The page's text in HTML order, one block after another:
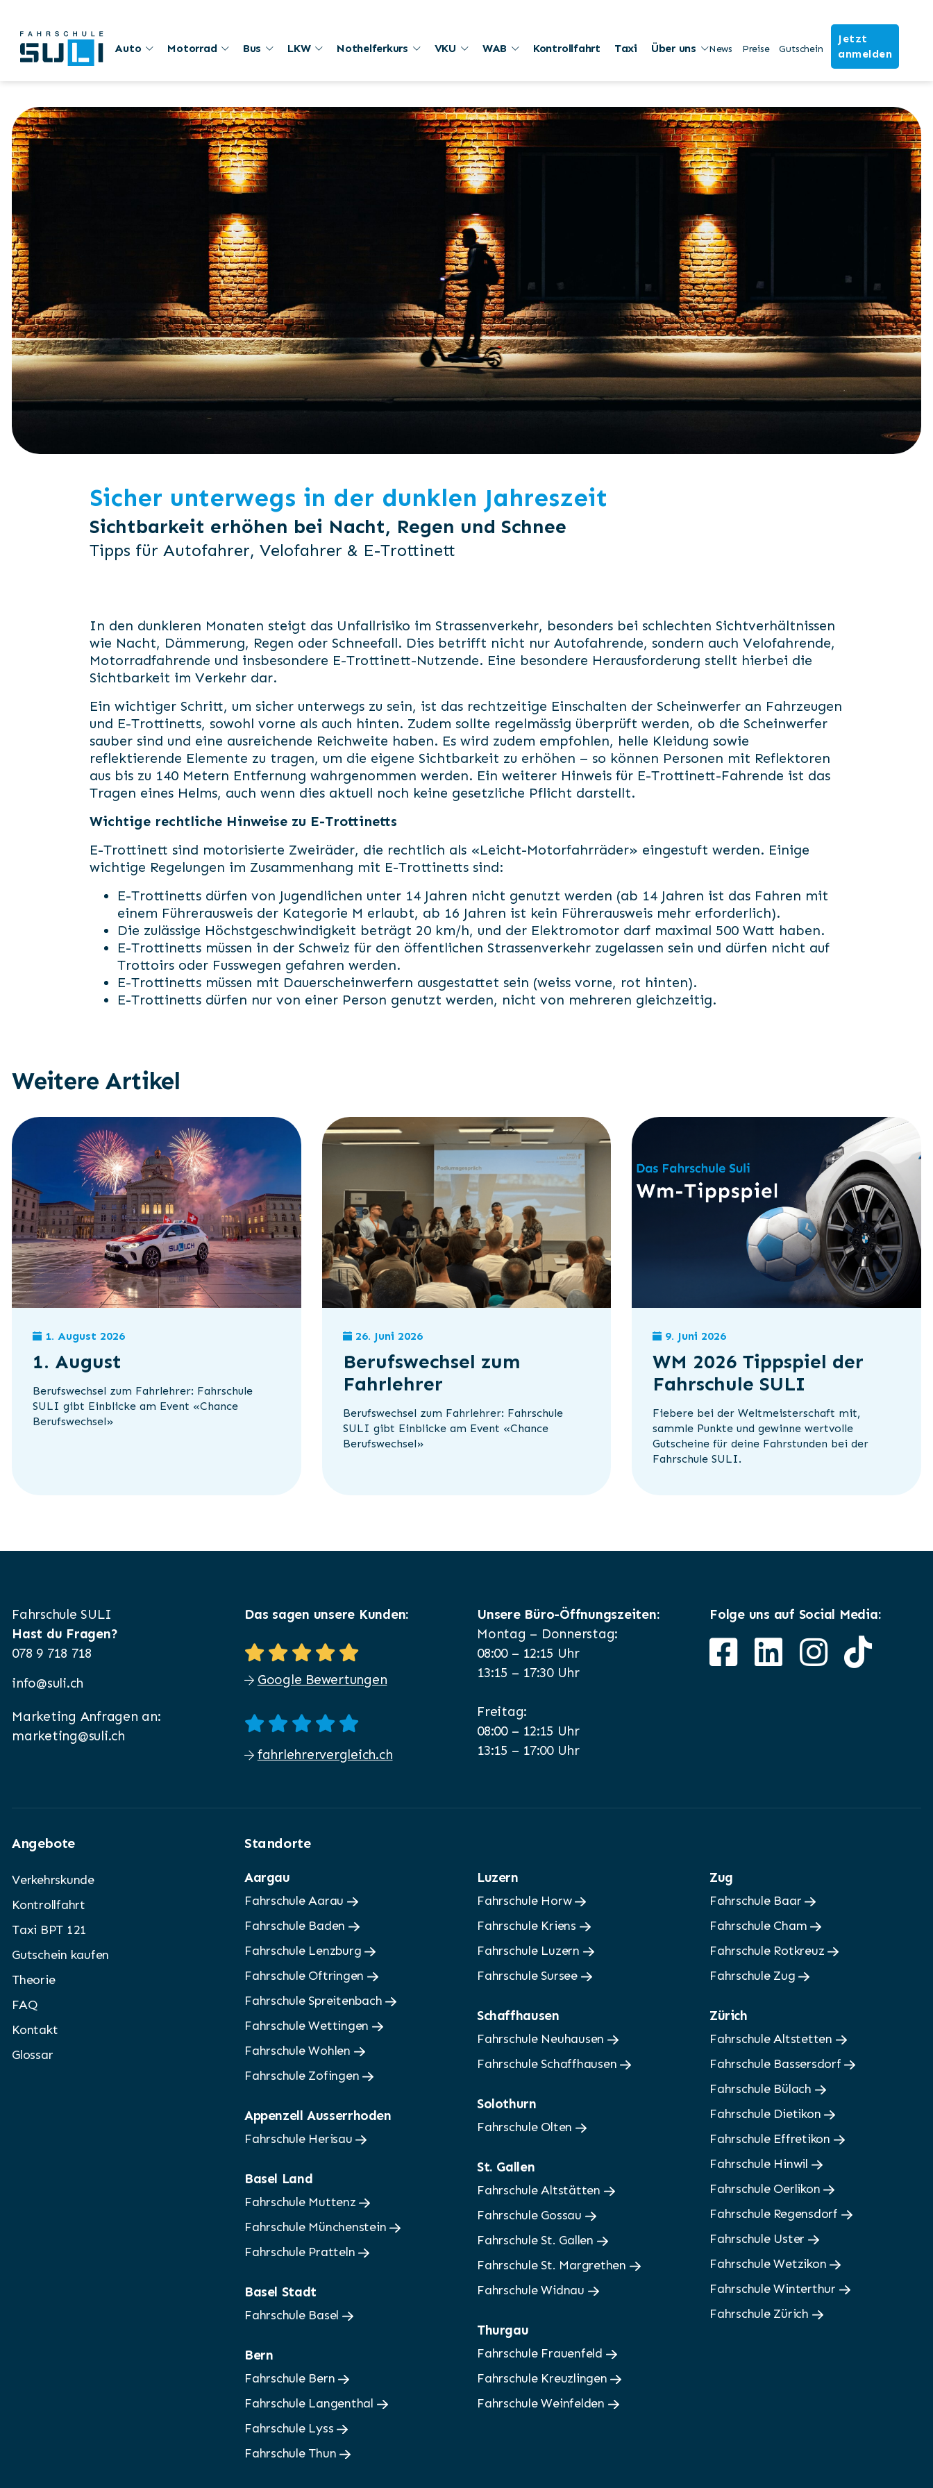
Auto Motorrad Bus LKW Nothelferkurs VKU WAB Kontrollfahrt Taxi Über uns News Preise Gutschein
Jetzt
anmelden
18. Oktober 2024
Sicher unterwegs in der dunklen Jahreszeit
Sichtbarkeit erhöhen bei Nacht, Regen und Schnee
Tipps für Autofahrer, Velofahrer & E-Trottinett
In den dunkleren Monaten steigt das Unfallrisiko im Strassenverkehr, besonders bei schlechten Sichtverhältnissen
wie Nacht, Dämmerung, Regen oder Schneefall. Dies betrifft nicht nur Autofahrende, sondern auch Velofahrende,
Motorradfahrende und insbesondere E-Trottinett-Nutzende. Eine besondere Herausforderung stellt hierbei die
Sichtbarkeit im Verkehr dar.
Ein wichtiger Schritt, um sicher unterwegs zu sein, ist das rechtzeitige Einschalten der Scheinwerfer an Fahrzeugen
und E-Trottinetts, sowohl vorne als auch hinten. Zudem sollte regelmässig überprüft werden, ob die Scheinwerfer
sauber sind und eine ausreichende Reichweite haben. Es wird zudem empfohlen, helle Kleidung sowie
reflektierende Elemente zu tragen, um die eigene Sichtbarkeit zu erhöhen – so können Personen mit Reflektoren
aus bis zu 140 Metern Entfernung wahrgenommen werden. Ein weiterer Hinweis für E-Trottinett-Fahrende ist das
Tragen eines Helms, auch wenn dies aktuell noch keine gesetzliche Pflicht darstellt.
Wichtige rechtliche Hinweise zu E-Trottinetts
E-Trottinett sind motorisierte Zweiräder, die rechtlich als «Leicht-Motorfahrräder» eingestuft werden. Einige
wichtige Regelungen im Zusammenhang mit E-Trottinetts sind:
E-Trottinetts dürfen von Jugendlichen unter 14 Jahren nicht genutzt werden (ab 14 Jahren ist das Fahren mit
einem Führerausweis der Kategorie M erlaubt, ab 16 Jahren ist kein Führerausweis mehr erforderlich).
Die zulässige Höchstgeschwindigkeit beträgt 20 km/h, und der Elektromotor darf maximal 500 Watt haben.
E-Trottinetts müssen in der Schweiz für den öffentlichen Strassenverkehr zugelassen sein und dürfen nicht auf
Trottoirs oder Fusswegen gefahren werden.
E-Trottinetts müssen mit Dauerscheinwerfern ausgestattet sein (weiss vorne, rot hinten).
E-Trottinetts dürfen nur von einer Person genutzt werden, nicht von mehreren gleichzeitig.
Weitere Artikel
1. August 2026
1. August
Berufswechsel zum Fahrlehrer: Fahrschule
SULI gibt Einblicke am Event «Chance
Berufswechsel»
26. Juni 2026
Berufswechsel zum
Fahrlehrer
Berufswechsel zum Fahrlehrer: Fahrschule
SULI gibt Einblicke am Event «Chance
Berufswechsel»
9. Juni 2026
WM 2026 Tippspiel der
Fahrschule SULI
Fiebere bei der Weltmeisterschaft mit,
sammle Punkte und gewinne wertvolle
Gutscheine für deine Fahrstunden bei der
Fahrschule SULI.
Fahrschule SULI
Hast du Fragen?
078 9 718 718
info@suli.ch
Marketing Anfragen an:
marketing@suli.ch
Das sagen unsere Kunden:
Google Bewertungen
fahrlehrervergleich.ch
Unsere Büro-Öffnungszeiten:
Montag – Donnerstag:
08:00 – 12:15 Uhr
13:15 – 17:30 Uhr
Freitag:
08:00 – 12:15 Uhr
13:15 – 17:00 Uhr
Folge uns auf Social Media:
Angebote
Verkehrskunde
Kontrollfahrt
Taxi BPT 121
Gutschein kaufen
Theorie
FAQ
Kontakt
Glossar
Standorte
Aargau
Fahrschule Aarau
Fahrschule Baden
Fahrschule Lenzburg
Fahrschule Oftringen
Fahrschule Spreitenbach
Fahrschule Wettingen
Fahrschule Wohlen
Fahrschule Zofingen
Appenzell Ausserrhoden
Fahrschule Herisau
Basel Land
Fahrschule Muttenz
Fahrschule Münchenstein
Fahrschule Pratteln
Basel Stadt
Fahrschule Basel
Bern
Fahrschule Bern
Fahrschule Langenthal
Fahrschule Lyss
Fahrschule Thun
Luzern
Fahrschule Horw
Fahrschule Kriens
Fahrschule Luzern
Fahrschule Sursee
Schaffhausen
Fahrschule Neuhausen
Fahrschule Schaffhausen
Solothurn
Fahrschule Olten
St. Gallen
Fahrschule Altstätten
Fahrschule Gossau
Fahrschule St. Gallen
Fahrschule St. Margrethen
Fahrschule Widnau
Thurgau
Fahrschule Frauenfeld
Fahrschule Kreuzlingen
Fahrschule Weinfelden
Zug
Fahrschule Baar
Fahrschule Cham
Fahrschule Rotkreuz
Fahrschule Zug
Zürich
Fahrschule Altstetten
Fahrschule Bassersdorf
Fahrschule Bülach
Fahrschule Dietikon
Fahrschule Effretikon
Fahrschule Hinwil
Fahrschule Oerlikon
Fahrschule Regensdorf
Fahrschule Uster
Fahrschule Wetzikon
Fahrschule Winterthur
Fahrschule Zürich